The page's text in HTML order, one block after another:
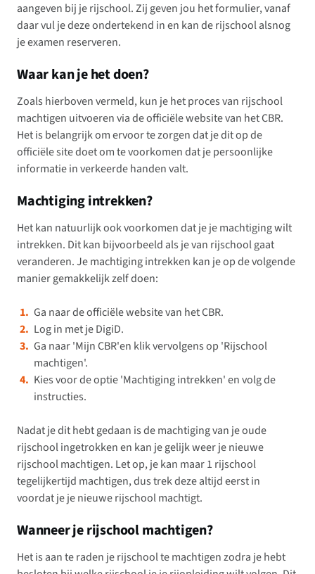
aangeven bij je rijschool. Zij geven jou het formulier, vanaf
daar vul je deze ondertekend in en kan de rijschool alsnog
je examen reserveren.
Waar kan je het doen?
Zoals hierboven vermeld, kun je het proces van rijschool
machtigen uitvoeren via de officiële website van het CBR.
Het is belangrijk om ervoor te zorgen dat je dit op de
officiële site doet om te voorkomen dat je persoonlijke
informatie in verkeerde handen valt.
Machtiging intrekken?
Het kan natuurlijk ook voorkomen dat je je machtiging wilt
intrekken. Dit kan bijvoorbeeld als je van rijschool gaat
veranderen. Je machtiging intrekken kan je op de volgende
manier gemakkelijk zelf doen:
Ga naar de officiële website van het CBR.
Log in met je DigiD.
Ga naar 'Mijn CBR'en klik vervolgens op 'Rijschool
machtigen'.
Kies voor de optie 'Machtiging intrekken' en volg de
instructies.
Nadat je dit hebt gedaan is de machtiging van je oude
rijschool ingetrokken en kan je gelijk weer je nieuwe
rijschool machtigen. Let op, je kan maar 1 rijschool
tegelijkertijd machtigen, dus trek deze altijd eerst in
voordat je je nieuwe rijschool machtigt.
Wanneer je rijschool machtigen?
Het is aan te raden je rijschool te machtigen zodra je hebt